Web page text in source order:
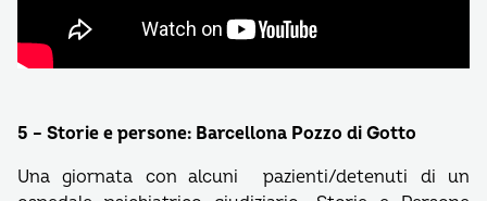
5 – Storie e persone: Barcellona Pozzo di Gotto
Una giornata con alcuni pazienti/detenuti di un